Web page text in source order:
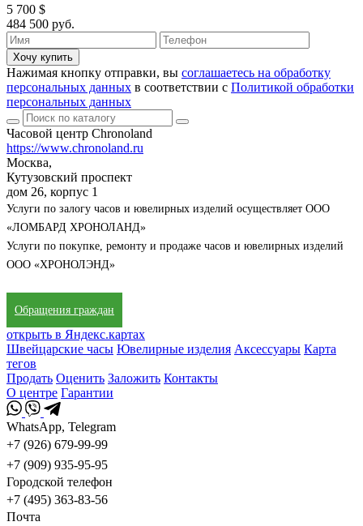
5 700 $
484 500 руб.
Хочу купить
Нажимая кнопку отправки, вы соглашаетесь на обработку
персональных данных в соответствии с Политикой обработки
персональных данных
Часовой центр Chronoland
https://www.chronoland.ru
Москва,
Кутузовский проспект
дом 26, корпус 1
Услуги по залогу часов и ювелирных изделий осуществляет ООО
«ЛОМБАРД ХРОНОЛАНД»
Услуги по покупке, ремонту и продаже часов и ювелирных изделий
ООО «ХРОНОЛЭНД»
Обращения граждан
открыть в Яндекс.картах
Швейцарские часы Ювелирные изделия Аксессуары Карта
тегов
Продать Оценить Заложить Контакты
О центре Гарантии
WhatsApp, Telegram
+7 (926) 679-99-99
+7 (909) 935-95-95
Городской телефон
+7 (495) 363-83-56
Почта